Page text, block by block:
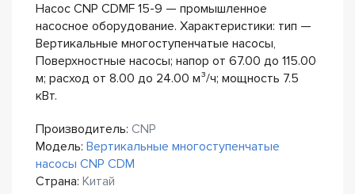
Насос CNP CDMF 15-9 — промышленное
насосное оборудование. Характеристики: тип —
Вертикальные многоступенчатые насосы,
Поверхностные насосы; напор от 67.00 до 115.00
м; расход от 8.00 до 24.00 м³/ч; мощность 7.5
кВт.
Производитель: CNP
Модель: Вертикальные многоступенчатые
насосы CNP CDM
Страна: Китай